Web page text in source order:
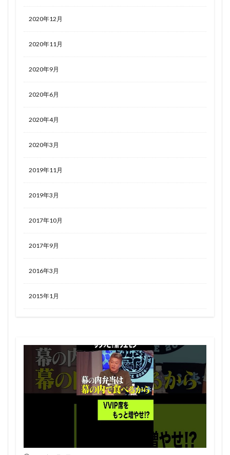
2020年12月
2020年11月
2020年9月
2020年6月
2020年4月
2020年3月
2019年11月
2019年3月
2017年10月
2017年9月
2016年3月
2015年1月